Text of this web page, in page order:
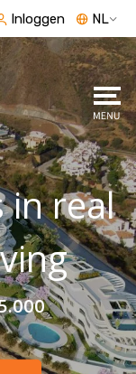
Inloggen NL
in real